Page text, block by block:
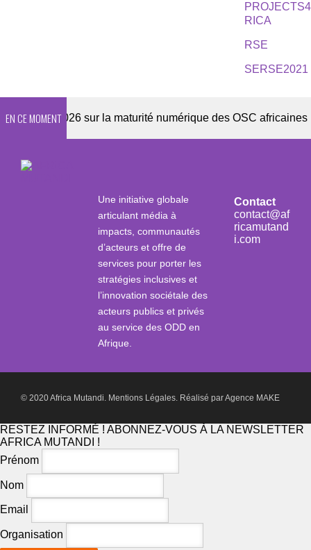
RICA
RSE
SERSE2021
EN CE MOMENT
2026 sur la maturité numérique des OSC africaines
Une initiative globale
articulant média à
impacts, communautés
d’acteurs et offre de
services pour porter les
stratégies inclusives et
l’innovation sociétale des
acteurs publics et privés
au service des ODD en
Afrique.
Contact
contact@af
ricamutand
i.com
© 2020 Africa Mutandi. Mentions Légales. Réalisé parAgence MAKE
RESTEZ INFORMÉ ! ABONNEZ-VOUS À LA NEWSLETTER
AFRICA MUTANDI !
Prénom
Nom
Email
Organisation